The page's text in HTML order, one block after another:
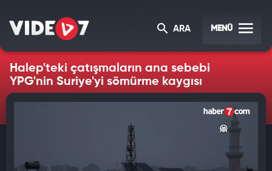
ARA MENÜ
Halep'teki çatışmaların ana sebebi
YPG'nin Suriye'yi sömürme kaygısı